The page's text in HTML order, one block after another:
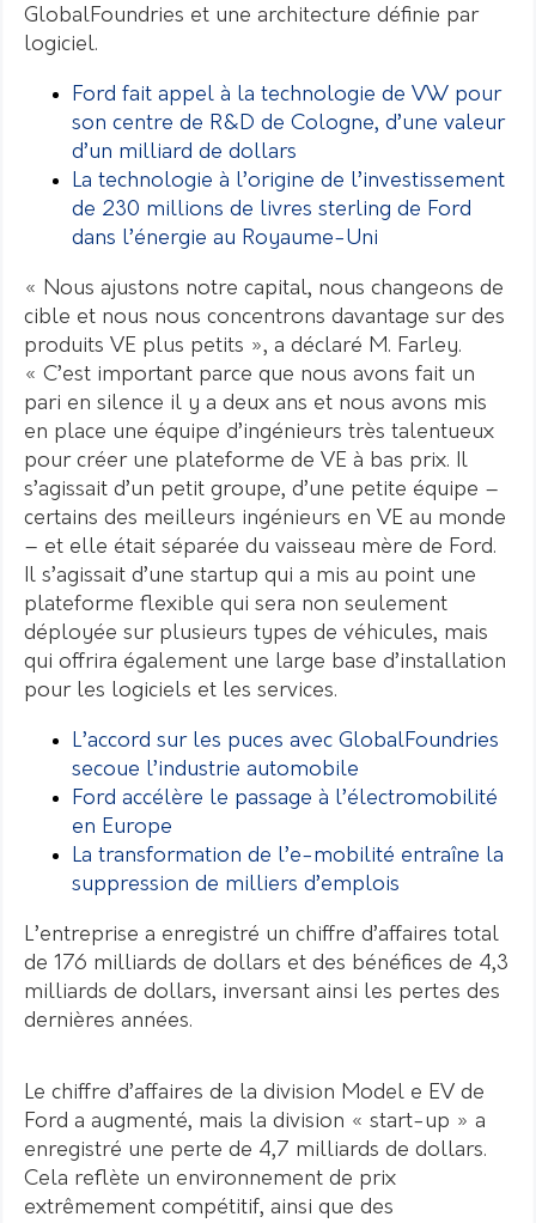
GlobalFoundries et une architecture définie par
logiciel.
Ford fait appel à la technologie de VW pour
son centre de R&D de Cologne, d’une valeur
d’un milliard de dollars
La technologie à l’origine de l’investissement
de 230 millions de livres sterling de Ford
dans l’énergie au Royaume-Uni
« Nous ajustons notre capital, nous changeons de
cible et nous nous concentrons davantage sur des
produits VE plus petits », a déclaré M. Farley.
« C’est important parce que nous avons fait un
pari en silence il y a deux ans et nous avons mis
en place une équipe d’ingénieurs très talentueux
pour créer une plateforme de VE à bas prix. Il
s’agissait d’un petit groupe, d’une petite équipe –
certains des meilleurs ingénieurs en VE au monde
– et elle était séparée du vaisseau mère de Ford.
Il s’agissait d’une startup qui a mis au point une
plateforme flexible qui sera non seulement
déployée sur plusieurs types de véhicules, mais
qui offrira également une large base d’installation
pour les logiciels et les services.
L’accord sur les puces avec GlobalFoundries
secoue l’industrie automobile
Ford accélère le passage à l’électromobilité
en Europe
La transformation de l’e-mobilité entraîne la
suppression de milliers d’emplois
L’entreprise a enregistré un chiffre d’affaires total
de 176 milliards de dollars et des bénéfices de 4,3
milliards de dollars, inversant ainsi les pertes des
dernières années.
Le chiffre d’affaires de la division Model e EV de
Ford a augmenté, mais la division « start-up » a
enregistré une perte de 4,7 milliards de dollars.
Cela reflète un environnement de prix
extrêmement compétitif, ainsi que des